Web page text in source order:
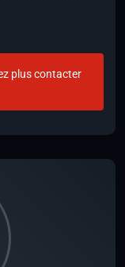
plus contacter